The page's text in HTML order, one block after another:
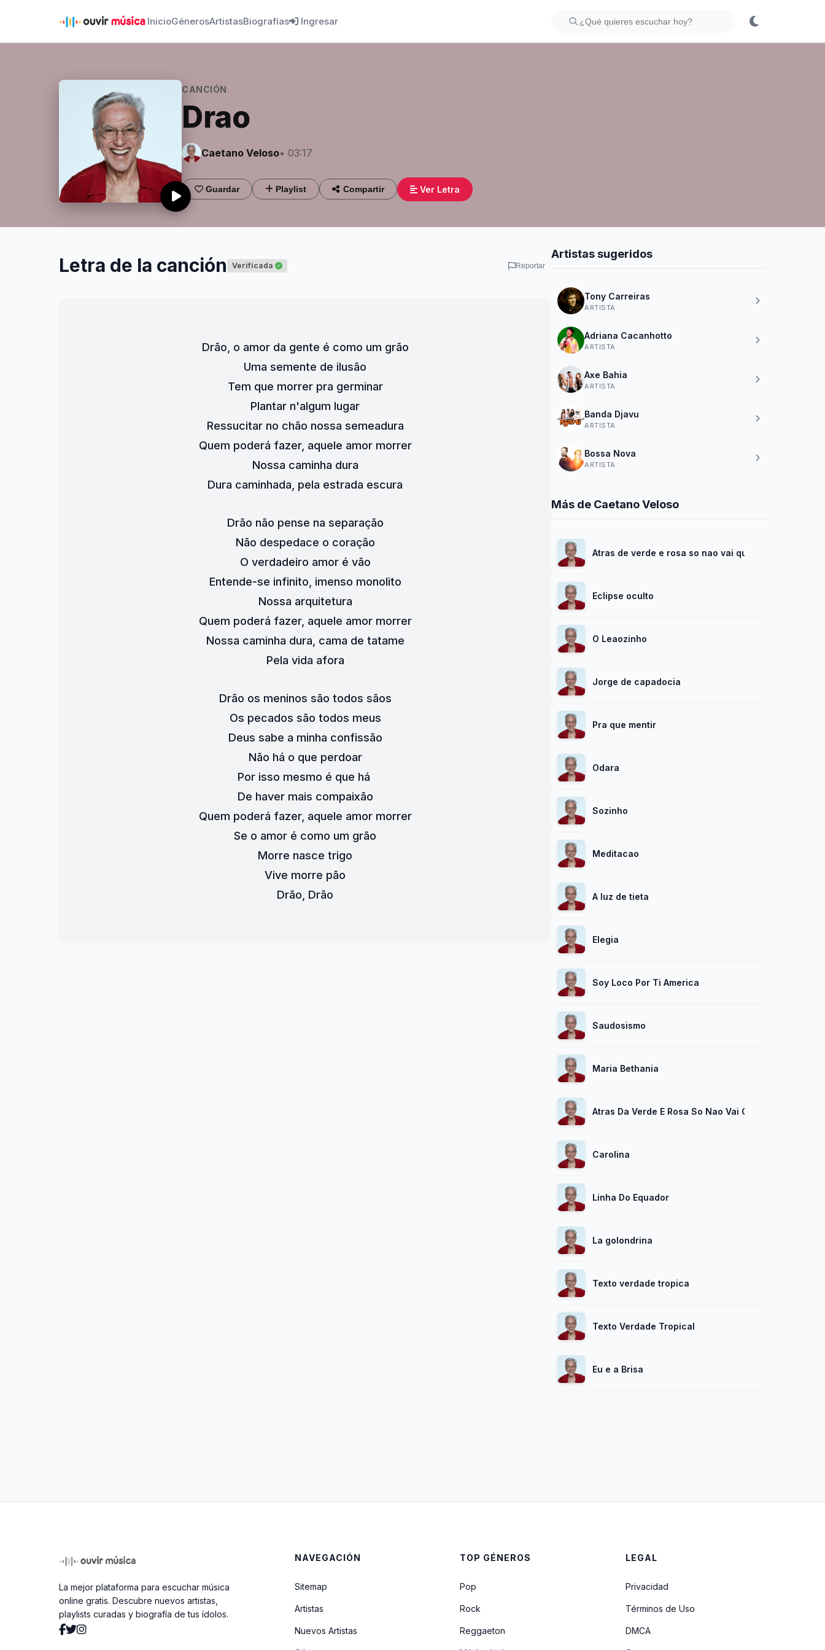
InicioGénerosArtistasBiografías Ingresar
CANCIÓN
Drao
Caetano Veloso• 03:17
Guardar Playlist Compartir Ver Letra
Letra de la canción Verificada Reportar
Drão, o amor da gente é como um grão
Uma semente de ilusão
Tem que morrer pra germinar
Plantar n'algum lugar
Ressucitar no chão nossa semeadura
Quem poderá fazer, aquele amor morrer
Nossa caminha dura
Dura caminhada, pela estrada escura
Drão não pense na separação
Não despedace o coração
O verdadeiro amor é vão
Entende-se infinito, imenso monolito
Nossa arquitetura
Quem poderá fazer, aquele amor morrer
Nossa caminha dura, cama de tatame
Pela vida afora
Drão os meninos são todos sãos
Os pecados são todos meus
Deus sabe a minha confissão
Não há o que perdoar
Por isso mesmo é que há
De haver mais compaixão
Quem poderá fazer, aquele amor morrer
Se o amor é como um grão
Morre nasce trigo
Vive morre pão
Drão, Drão
Artistas sugeridos
Tony Carreiras
ARTISTA
Adriana Cacanhotto
ARTISTA
Axe Bahia
ARTISTA
Banda Djavu
ARTISTA
Bossa Nova
ARTISTA
Más de Caetano Veloso
Atras de verde e rosa so nao vai quem
Eclipse oculto
O Leaozinho
Jorge de capadocia
Pra que mentir
Odara
Sozinho
Meditacao
A luz de tieta
Elegia
Soy Loco Por Ti America
Saudosismo
Maria Bethania
Atras Da Verde E Rosa So Nao Vai Quem Ja Morreu
Carolina
Linha Do Equador
La golondrina
Texto verdade tropica
Texto Verdade Tropical
Eu e a Brisa
La mejor plataforma para escuchar música
online gratis. Descubre nuevos artistas,
playlists curadas y biografía de tus ídolos.
NAVEGACIÓN
Sitemap
Artistas
Nuevos Artistas
TOP GÉNEROS
Pop
Rock
Reggaeton
LEGAL
Privacidad
Términos de Uso
DMCA